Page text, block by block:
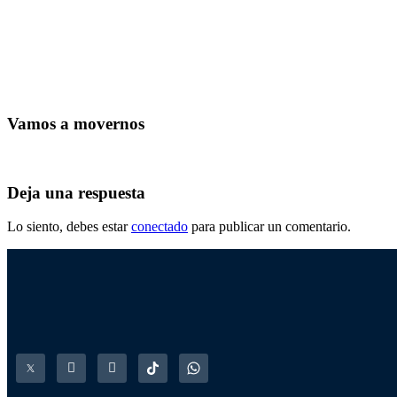
Vamos a movernos
Deja una respuesta
Lo siento, debes estarconectado para publicar un comentario.